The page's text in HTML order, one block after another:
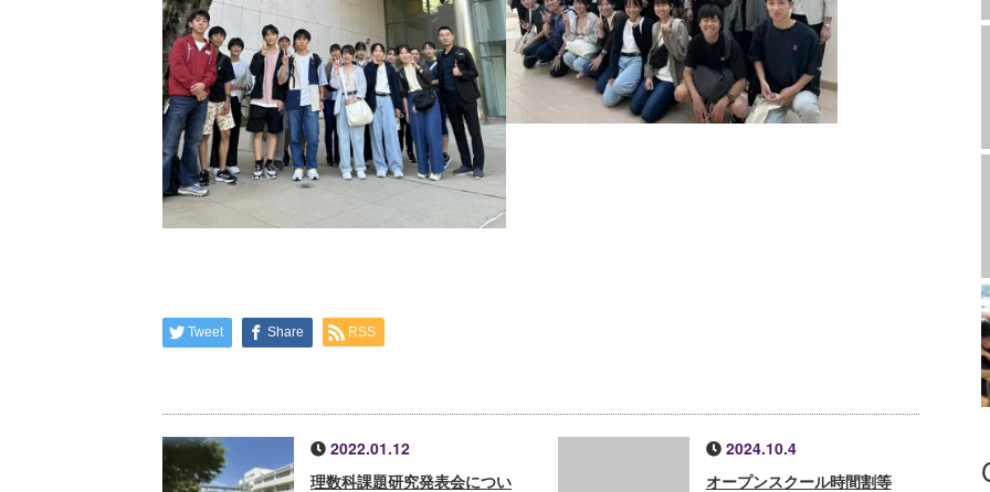
Tweet Share RSS
2022.01.12
理数科課題研究発表会につい
2024.10.4
オープンスクール時間割等